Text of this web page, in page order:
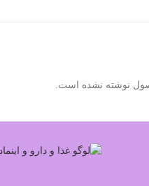
نوشته نشده است.